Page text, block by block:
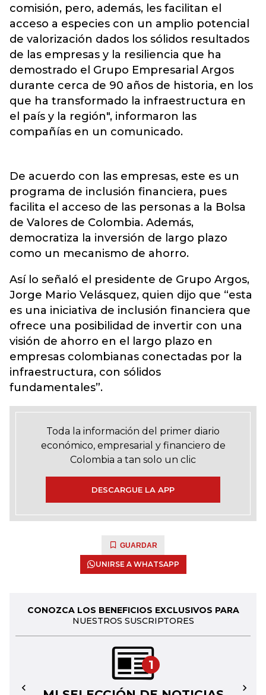
comisión, pero, además, les facilitan el
acceso a especies con un amplio potencial
de valorización dados los sólidos resultados
de las empresas y la resiliencia que ha
demostrado el Grupo Empresarial Argos
durante cerca de 90 años de historia, en los
que ha transformado la infraestructura en
el país y la región", informaron las
compañías en un comunicado.
De acuerdo con las empresas, este es un
programa de inclusión financiera, pues
facilita el acceso de las personas a la Bolsa
de Valores de Colombia. Además,
democratiza la inversión de largo plazo
como un mecanismo de ahorro.
Así lo señaló el presidente de Grupo Argos,
Jorge Mario Velásquez, quien dijo que “esta
es una iniciativa de inclusión financiera que
ofrece una posibilidad de invertir con una
visión de ahorro en el largo plazo en
empresas colombianas conectadas por la
infraestructura, con sólidos
fundamentales”.
Toda la información del primer diario
económico, empresarial y financiero de
Colombia a tan solo un clic
DESCARGUE LA APP
GUARDAR
UNIRSE A WHATSAPP
CONOZCA LOS BENEFICIOS EXCLUSIVOS PARA
NUESTROS SUSCRIPTORES
1
← →